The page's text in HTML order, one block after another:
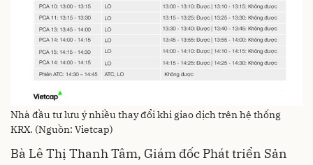
Nhà đầu tư lưu ý nhiều thay đổi khi giao dịch trên hệ thống
KRX. (Nguồn: Vietcap)
Bà Lê Thị Thanh Tâm, Giám đốc Phát triển Sản